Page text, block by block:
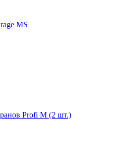
MS
Profi M (2 шт.)